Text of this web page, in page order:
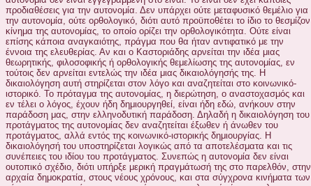
προδιαθέσεις για την αυτονομία. Δεν υπάρχει ούτε μεταφυσικό θεμέλιο για
την αυτονομία, ούτε ορθολογικό, διότι αυτό προϋποθέτει το ίδιο το θεσμίζον
κίνημα της αυτονομίας, το οποίο ορίζει την ορθολογικότητα. Ούτε είναι
επίσης κάποια αναγκαιότης, πράγμα που θα ήταν αντιφατικό με την
έννοια της ελευθερίας. Αν και ο Καστοριάδης αρνείται την ιδέα μιας
θεωρητικής, φιλοσοφικής ή ορθολογικής θεμελίωσης της αυτονομίας, εν
τούτοις δεν αρνείται εντελώς την ιδέα μιας δικαιολόγησής της. Η
δικαιολόγηση αυτή στηρίζεται στον λόγο και αναζητείται στο κοινωνικό-
ιστορικό. Το πρόταγμα της αυτονομίας, η διερώτηση, ο αναστοχασμός και
εν τέλει ο λόγος, έχουν ήδη δημιουργηθεί, είναι ήδη εδώ, ανήκουν στην
παράδοση μας, στην ελληνοδυτική παράδοση. Δηλαδή η δικαιολόγηση του
προτάγματος της αυτονομίας δεν αναζητείται έξωθεν ή άνωθεν του
προτάγματος, αλλά εντός της κοινωνικό-ιστορικής δημιουργίας. Η
δικαιολόγησή του υποστηρίζεται λογικώς από τα αποτελέσματα και τις
συνέπειες του ιδίου του προτάγματος. Συνεπώς η αυτονομία δεν είναι
ουτοπικό σχέδιο, διότι υπήρξε μερική πραγμάτωσή της στο παρελθόν, στην
αρχαία δημοκρατία, στους νέους χρόνους, και στα σύγχρονα κινήματα των